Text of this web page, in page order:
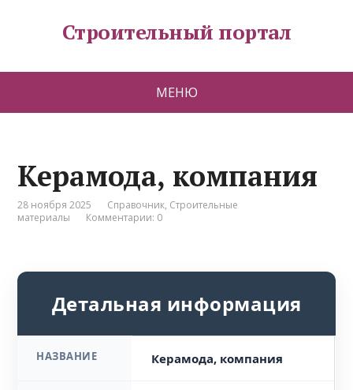
Строительный портал
МЕНЮ
Керамода, компания
28 ноября 2025 Справочник, Строительные
материалы
Комментарии: 0
Детальная информация
НАЗВАНИЕ Керамода, компания